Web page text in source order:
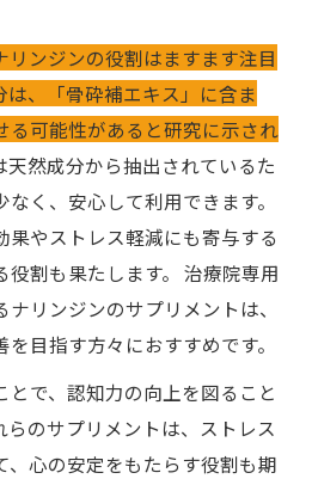
ンジンの役割はますます注目
は、「骨砕補エキス」に含ま
る可能性があると研究に示され
天然成分から抽出されているた
く、安心して利用できます。
果やストレス軽減にも寄与する
割も果たします。 治療院専用
リンジンのサプリメントは、
目指す方々におすすめです。
とで、認知力の向上を図ること
らのサプリメントは、ストレス
、心の安定をもたらす役割も期